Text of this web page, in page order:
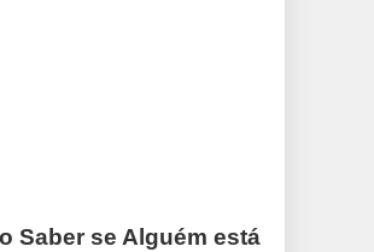
Saber se Alguém está